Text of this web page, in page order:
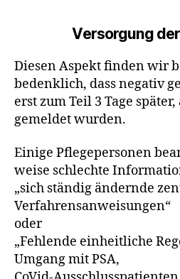
Versorgung
Diesen Aspekt finden wir
bedenklich, dass negativ
erst zum Teil 3 Tage
gemeldet wurden.
Einige Pflegepersonen
weise schlechte
„sich ständig ändernde
Verfahrensanweisungen“
oder
„Fehlende einheitliche
Umgang mit PSA,